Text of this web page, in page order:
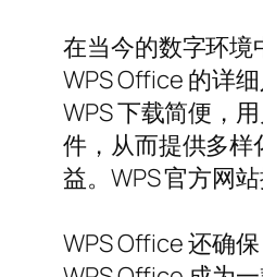
在当今的数字环境
WPS Office 的详
WPS 下载简便，
件，从而提供多样
益。WPS 官方网
WPS Office 还确